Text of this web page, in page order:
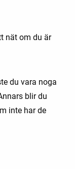
nät om du är
du vara noga
blir du
inte har de